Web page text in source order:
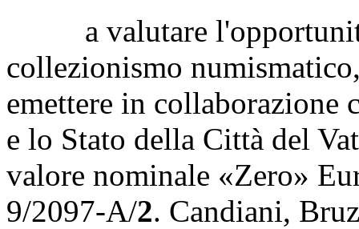
a valutare l'opportunità
collezionismo
emettere in collaborazione
e lo Stato della Città del
valore nominale «Zero»
9/2097-A/2. Candiani,